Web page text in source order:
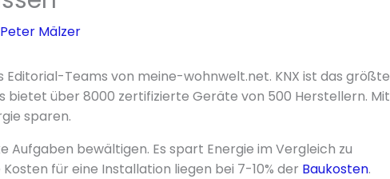
Peter Mälzer
Editorial-Teams von meine-wohnwelt.net. KNX ist das größte
bietet über 8000 zertifizierte Geräte von 500 Herstellern. Mit
sparen.
Aufgaben bewältigen. Es spart Energie im Vergleich zu
für eine Installation liegen bei 7-10% der Baukosten.